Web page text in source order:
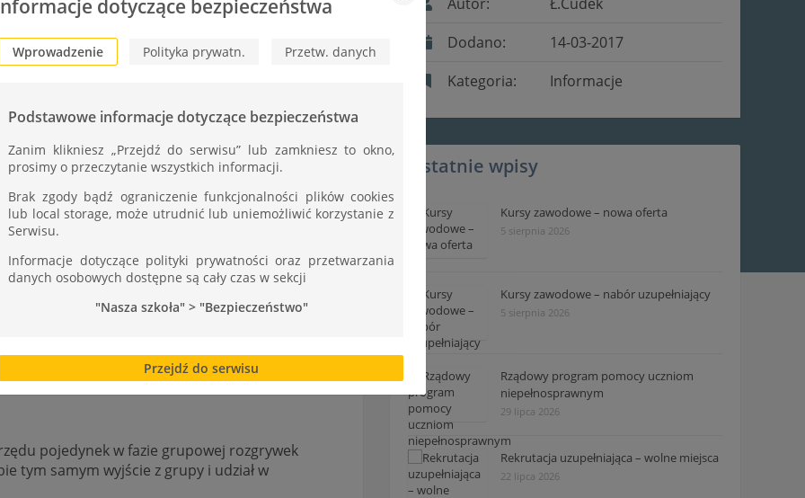
tarnowskiej Lidze
pojedynek w fazie grupowej rozgrywek
tym samym wyjście z grupy i udział w
Dodano:
14-03-2017
Kategoria:
Informacje
Ostatnie wpisy
Kursy zawodowe – nowa oferta
5 sierpnia 2026
Kursy zawodowe – nabór uzupełniający
5 sierpnia 2026
Rządowy program pomocy uczniom
niepełnosprawnym
29 lipca 2026
Rekrutacja uzupełniająca – wolne miejsca
22 lipca 2026
dotyczące bezpieczeństwa
Wprowadzenie Polityka prywatn. Przetw. danych
Podstawowe informacje dotyczące bezpieczeństwa
Zanim klikniesz „Przejdź do serwisu” lub zamkniesz to okno,
prosimy o przeczytanie wszystkich informacji.
Brak zgody bądź ograniczenie funkcjonalności plików cookies
lub local storage, może utrudnić lub uniemożliwić korzystanie z
Serwisu.
Informacje dotyczące polityki prywatności oraz przetwarzania
danych osobowych dostępne są cały czas w sekcji
"Nasza szkoła" > "Bezpieczeństwo"
Przejdź do serwisu